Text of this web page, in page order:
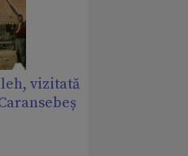
vizitată